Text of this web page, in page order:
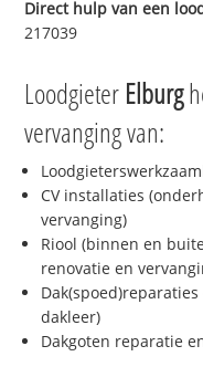
Direct hulp van een
217039
Loodgieter Elburg
vervanging van:
CV installaties
vervanging)
Riool (binnen en
renovatie en
dakleer)
Dakgoten reparatie